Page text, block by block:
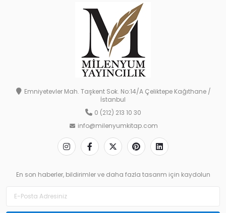
Emniyetevler Mah. Taşkent Sok. No:14/A Çeliktepe Kağıthane /
İstanbul
0 (212) 213 10 30
info@milenyumkitap.com
En son haberler, bildirimler ve daha fazla tasarım için kaydolun